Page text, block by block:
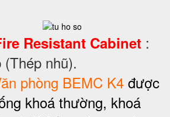
Resistant Cabinet :
nhũ).
phòng BEMC K4 được
khoá thường, khoá